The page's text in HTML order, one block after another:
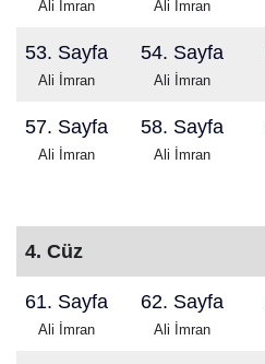
Ali İmran Ali İmran
53. Sayfa
Ali İmran
54. Sayfa
Ali İmran
57. Sayfa
Ali İmran
58. Sayfa
Ali İmran
4. Cüz
61. Sayfa
Ali İmran
62. Sayfa
Ali İmran